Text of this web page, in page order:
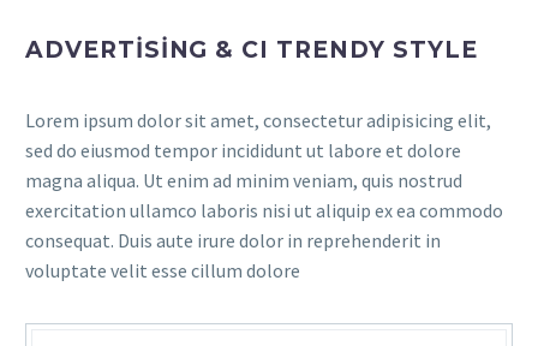
ADVERTISING & CI TRENDY STYLE
Lorem ipsum dolor sit amet, consectetur adipisicing elit,
sed do eiusmod tempor incididunt ut labore et dolore
magna aliqua. Ut enim ad minim veniam, quis nostrud
exercitation ullamco laboris nisi ut aliquip ex ea commodo
consequat. Duis aute irure dolor in reprehenderit in
voluptate velit esse cillum dolore